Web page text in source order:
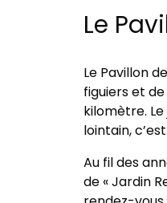
Le
Le Pavillon
figuiers et
kilomètre.
lointain,
Au fil des
de « Jardin